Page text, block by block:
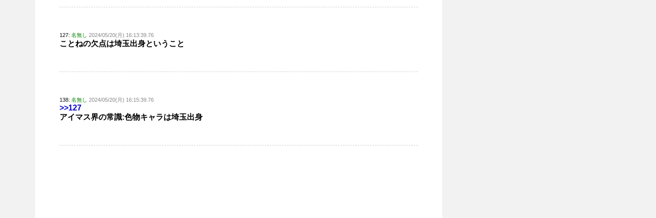
127: 名無し 2024/05/20(月) 16:13:39.76
ことねの欠点は埼玉出身ということ
138: 名無し 2024/05/20(月) 16:15:39.76
>>127
アイマス界の常識:色物キャラは埼玉出身